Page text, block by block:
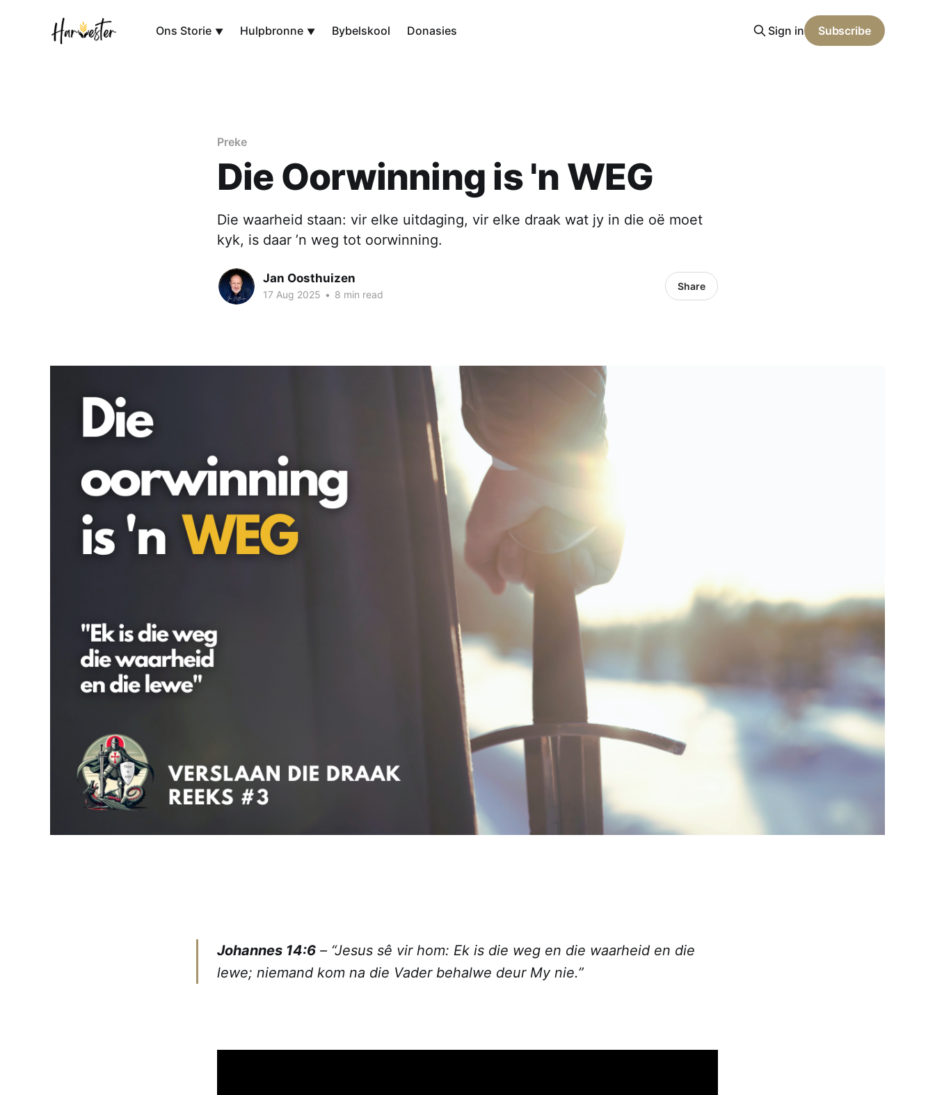
Ons Storie Hulpbronne Bybelskool Donasies Sign in Subscribe
Preke
Die Oorwinning is 'n WEG
Die waarheid staan: vir elke uitdaging, vir elke draak wat jy in die oë moet
kyk, is daar ’n weg tot oorwinning.
Jan Oosthuizen
17 Aug 2025 • 8 min read
Share
Johannes 14:6 – “Jesus sê vir hom: Ek is die weg en die waarheid en die
lewe; niemand kom na die Vader behalwe deur My nie.”